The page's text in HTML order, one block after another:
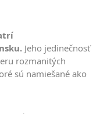
Jeho jedinečnosť
rozmanitých
sú namiešané ako